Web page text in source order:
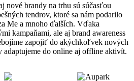
nové brandy na trhu sú súčasťou
tendrov, ktoré sa nám podarilo
Me a mnoho ďalších. Vďaka
kampaňami, ale aj brand awareness
zapojiť do akýchkoľvek nových
do online aj offline aktivít.